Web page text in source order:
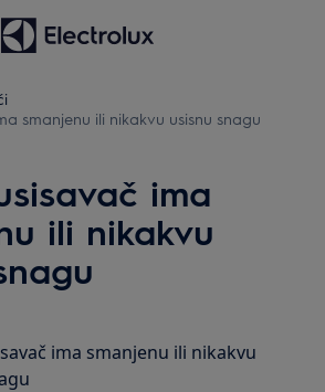
smanjenu ili nikakvu usisnu snagu
ima
ili nikakvu
ima smanjenu ili nikakvu